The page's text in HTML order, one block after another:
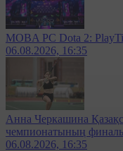
MOBA PC Dota 2:
06.08.2026, 16:35
Анна Черкашина
чемпионатының
06.08.2026, 16:35